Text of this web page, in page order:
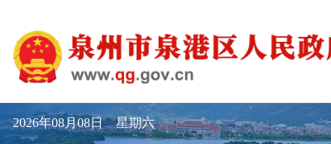
2026年08月08日 星期六